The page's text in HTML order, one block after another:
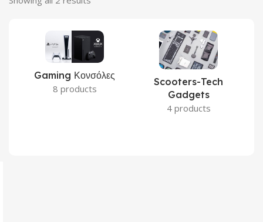
Gaming Κονσόλες
8 products
Scooters-Tech
Gadgets
4 products